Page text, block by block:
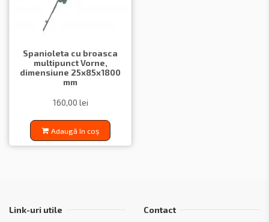
Spanioleta cu broasca
multipunct Vorne,
dimensiune 25x85x1800
mm
160,00 lei
Adaugă în coș
Link-uri utile Contact